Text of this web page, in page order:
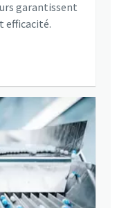
garantissent
efficacité.